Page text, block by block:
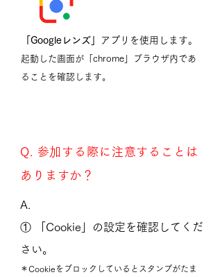
「Googleレンズ」 アプリを使用します。
起動した画面が「chrome」ブラウザ内であ
ることを確認します。
Q. 参加する際に注意することは
ありますか？
A.
① 「Cookie」の設定を確認してくだ
さい。
＊Cookieをブロックしているとスタンプがたま